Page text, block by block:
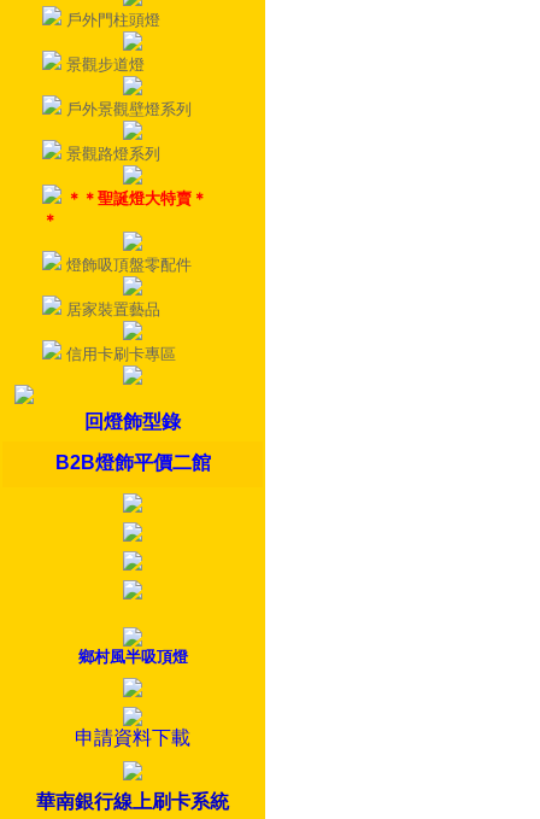
戶外門柱頭燈
景觀步道燈
戶外景觀壁燈系列
景觀路燈系列
＊＊聖誕燈大特賣＊
＊
燈飾吸頂盤零配件
居家裝置藝品
信用卡刷卡專區
回燈飾型錄
B2B燈飾平價二館
鄉村風半吸頂燈
申請資料下載
華南銀行線上刷卡系統